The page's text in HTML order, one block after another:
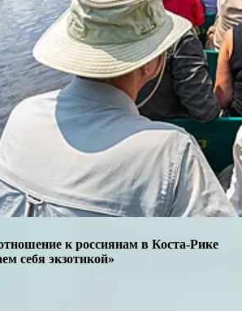
к россиянам в Коста-Рике
себя экзотикой»